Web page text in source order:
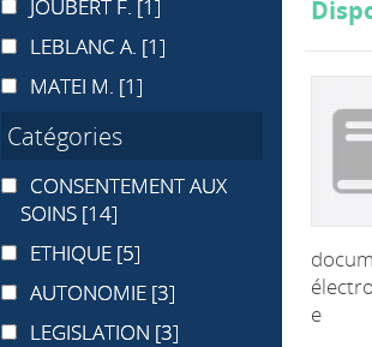
e
JOUBERT F.
JOUBERT F. [1]
LEBLANC A.
LEBLANC A. [1]
MATEI M.
MATEI M. [1]
Catégories
CONSENTEMENT AUX SOINS
CONSENTEMENT AUX
SOINS [14]
ETHIQUE
ETHIQUE [5]
AUTONOMIE
AUTONOMIE [3]
LEGISLATION
LEGISLATION [3]